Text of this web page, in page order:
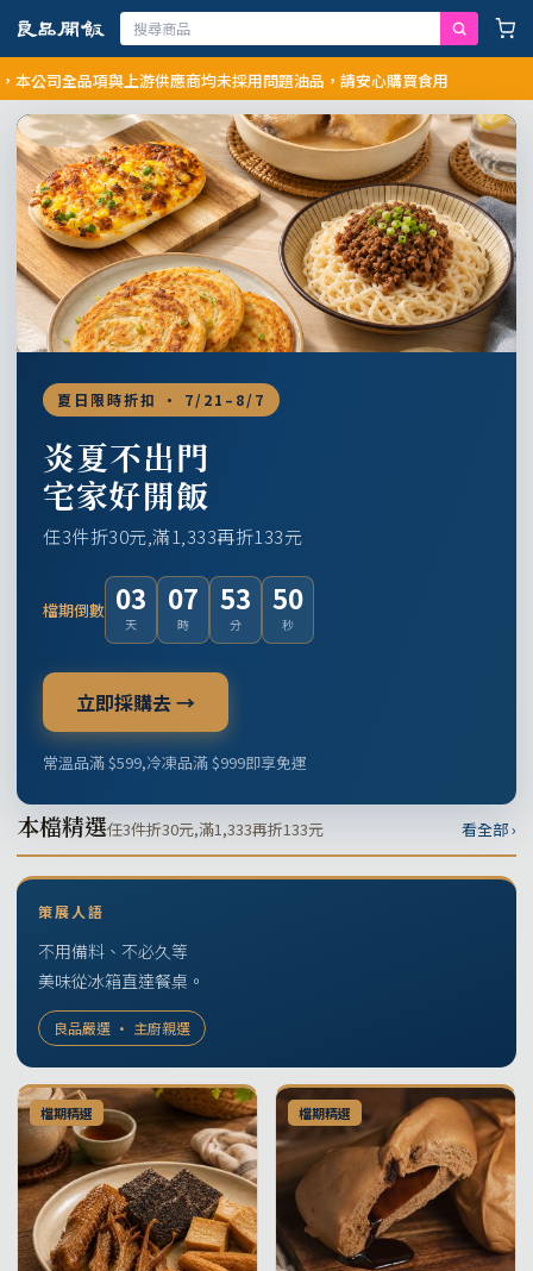
全品項與上游供應商均未採用問題油品，請安心購買食用
夏日限時折扣 · 7/21–8/7
炎夏不出門
宅家好開飯
任3件折30元,滿1,333再折133元
檔期倒數 03
天
07
時
53
分
49
秒
立即採購去 →
常溫品滿 $599,冷凍品滿 $999即享免運
本檔精選任3件折30元,滿1,333再折133元 看全部 ›
策展人語
不用備料、不必久等
美味從冰箱直達餐桌。
良品嚴選 · 主廚親選
檔期精選 檔期精選